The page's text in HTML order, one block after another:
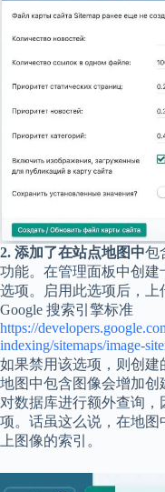
2. 添加了在站点地图中包
功能。在管理面板中创
选项。启用此选项后，
Google 搜索引擎标准
https://
indexing/sitemaps/image-
如果禁用该选项，则创
地图中包含图像会增加
对数据库进行额外查询
项。话虽这么说，在地
上图像的索引。